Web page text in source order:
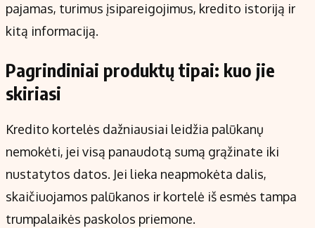
pajamas, turimus įsipareigojimus, kredito istoriją ir
kitą informaciją.
Pagrindiniai produktų tipai: kuo jie
skiriasi
Kredito kortelės dažniausiai leidžia palūkanų
nemokėti, jei visą panaudotą sumą grąžinate iki
nustatytos datos. Jei lieka neapmokėta dalis,
skaičiuojamos palūkanos ir kortelė iš esmės tampa
trumpalaikės paskolos priemone.